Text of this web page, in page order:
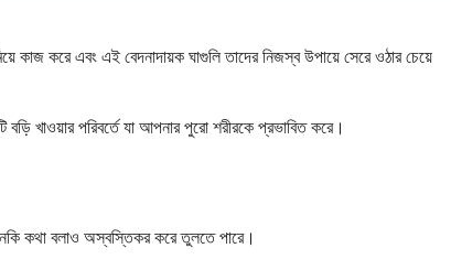
কাজ করে এবং এই বেদনাদায়ক ঘাগুলি তাদের নিজস্ব উপায়ে সেরে ওঠার চেয়ে
খাওয়ার পরিবর্তে যা আপনার পুরো শরীরকে প্রভাবিত করে।
কথা বলাও অস্বস্তিকর করে তুলতে পারে।